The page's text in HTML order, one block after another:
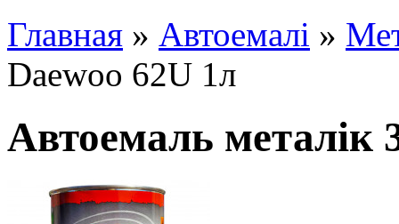
Главная » Автоемалі »
Daewoo 62U 1л
Автоемаль металік